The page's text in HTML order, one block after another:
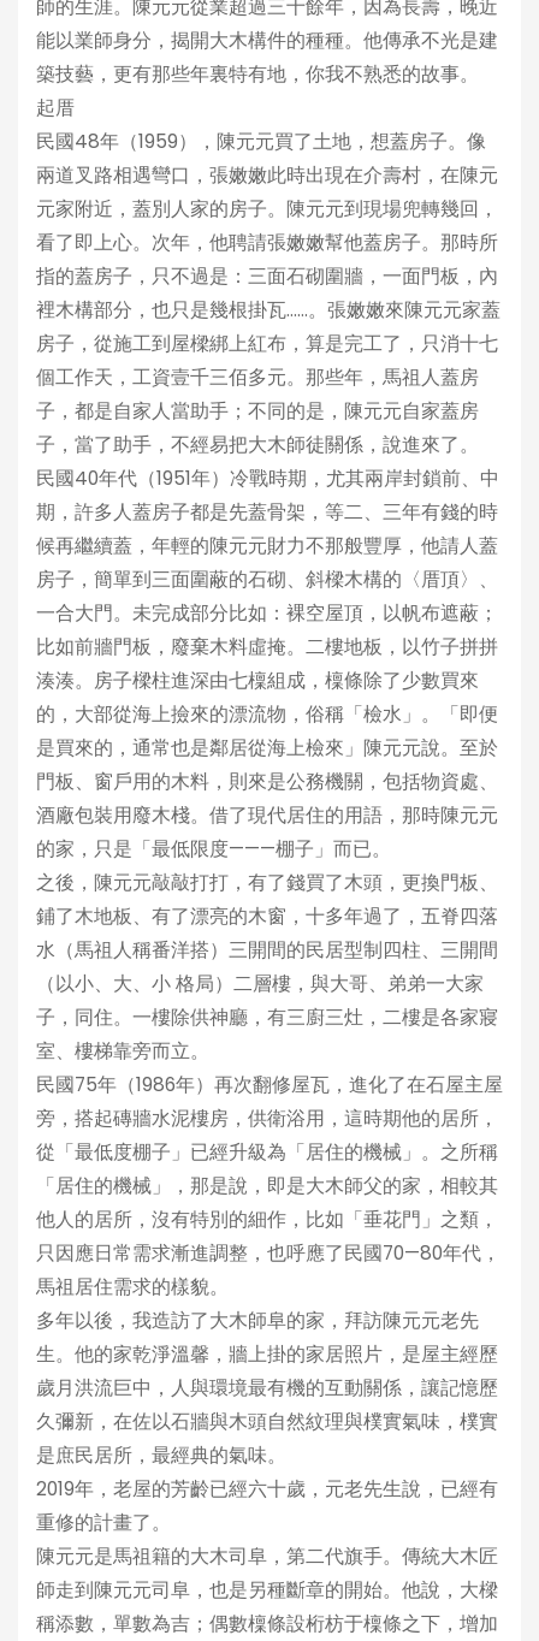
師的生涯。陳元元從業超過三十餘年，因為長壽，晚近
能以業師身分，揭開大木構件的種種。他傳承不光是建
築技藝，更有那些年裏特有地，你我不熟悉的故事。
起厝
民國48年（1959），陳元元買了土地，想蓋房子。像
兩道叉路相遇彎口，張嫩嫩此時出現在介壽村，在陳元
元家附近，蓋別人家的房子。陳元元到現場兜轉幾回，
看了即上心。次年，他聘請張嫩嫩幫他蓋房子。那時所
指的蓋房子，只不過是：三面石砌圍牆，一面門板，內
裡木構部分，也只是幾根掛瓦……。張嫩嫩來陳元元家蓋
房子，從施工到屋樑綁上紅布，算是完工了，只消十七
個工作天，工資壹千三佰多元。那些年，馬祖人蓋房
子，都是自家人當助手；不同的是，陳元元自家蓋房
子，當了助手，不經易把大木師徒關係，說進來了。
民國40年代（1951年）冷戰時期，尤其兩岸封鎖前、中
期，許多人蓋房子都是先蓋骨架，等二、三年有錢的時
候再繼續蓋，年輕的陳元元財力不那般豐厚，他請人蓋
房子，簡單到三面圍蔽的石砌、斜樑木構的〈厝頂〉、
一合大門。未完成部分比如：裸空屋頂，以帆布遮蔽；
比如前牆門板，廢棄木料虛掩。二樓地板，以竹子拼拼
湊湊。房子樑柱進深由七檁組成，檁條除了少數買來
的，大部從海上撿來的漂流物，俗稱「檢水」。「即便
是買來的，通常也是鄰居從海上檢來」陳元元說。至於
門板、窗戶用的木料，則來是公務機關，包括物資處、
酒廠包裝用廢木棧。借了現代居住的用語，那時陳元元
的家，只是「最低限度———棚子」而已。
之後，陳元元敲敲打打，有了錢買了木頭，更換門板、
鋪了木地板、有了漂亮的木窗，十多年過了，五脊四落
水（馬祖人稱番洋搭）三開間的民居型制四柱、三開間
（以小、大、小 格局）二層樓，與大哥、弟弟一大家
子，同住。一樓除供神廳，有三廚三灶，二樓是各家寢
室、樓梯靠旁而立。
民國75年（1986年）再次翻修屋瓦，進化了在石屋主屋
旁，搭起磚牆水泥樓房，供衛浴用，這時期他的居所，
從「最低度棚子」已經升級為「居住的機械」。之所稱
「居住的機械」，那是說，即是大木師父的家，相較其
他人的居所，沒有特別的細作，比如「垂花門」之類，
只因應日常需求漸進調整，也呼應了民國70—80年代，
馬祖居住需求的樣貌。
多年以後，我造訪了大木師阜的家，拜訪陳元元老先
生。他的家乾淨溫馨，牆上掛的家居照片，是屋主經歷
歲月洪流巨中，人與環境最有機的互動關係，讓記憶歷
久彌新，在佐以石牆與木頭自然紋理與樸實氣味，樸實
是庶民居所，最經典的氣味。
2019年，老屋的芳齡已經六十歲，元老先生說，已經有
重修的計畫了。
陳元元是馬祖籍的大木司阜，第二代旗手。傳統大木匠
師走到陳元元司阜，也是另種斷章的開始。他說，大樑
稱添數，單數為吉；偶數檁條設桁枋于檁條之下，增加